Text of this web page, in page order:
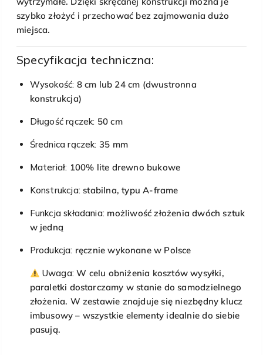
szybko złożyć i przechować bez zajmowania dużo
miejsca.
Specyfikacja techniczna:
Wysokość: 8 cm lub 24 cm (dwustronna
konstrukcja)
Długość rączek: 50 cm
Średnica rączek: 35 mm
Materiał: 100% lite drewno bukowe
Konstrukcja: stabilna, typu A-frame
Funkcja składania: możliwość złożenia dwóch sztuk
w jedną
Produkcja: ręcznie wykonane w Polsce
Uwaga: W celu obniżenia kosztów wysyłki,
paraletki dostarczamy w stanie do samodzielnego
złożenia. W zestawie znajduje się niezbędny klucz
imbusowy – wszystkie elementy idealnie do siebie
pasują.